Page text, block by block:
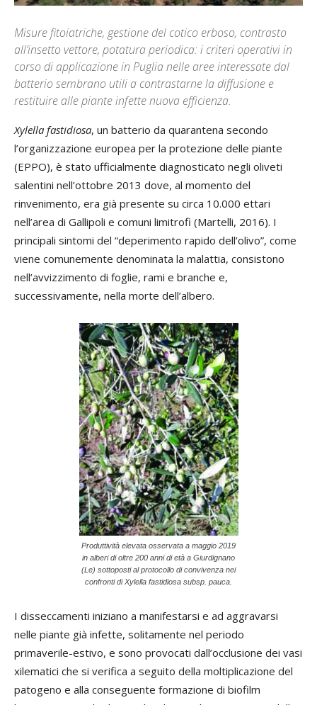
Misure fitoiatriche, gestione del cotico erboso, contrasto
all’insetto vettore, potatura periodica: i criteri operativi in
corso di applicazione in Puglia nelle aree interessate dal
batterio sembrano utili a contrastarne la diffusione e
restituire alle piante infette nuova efficienza.
Xylella fastidiosa, un batterio da quarantena secondo
l’organizzazione europea per la protezione delle piante
(EPPO), è stato ufficialmente diagnosticato negli oliveti
salentini nell’ottobre 2013 dove, al momento del
rinvenimento, era già presente su circa 10.000 ettari
nell’area di Gallipoli e comuni limitrofi (Martelli, 2016). I
principali sintomi del “deperimento rapido dell’olivo”, come
viene comunemente denominata la malattia, consistono
nell’avvizzimento di foglie, rami e branche e,
successivamente, nella morte dell’albero.
Produttività elevata osservata a maggio 2019
in alberi di oltre 200 anni di età a Giurdignano
(Le) sottoposti al protocollo di convivenza nei
confronti di Xylella fastidiosa subsp. pauca.
I disseccamenti iniziano a manifestarsi e ad aggravarsi
nelle piante già infette, solitamente nel periodo
primaverile-estivo, e sono provocati dall’occlusione dei vasi
xilematici che si verifica a seguito della moltiplicazione del
patogeno e alla conseguente formazione di biofilm